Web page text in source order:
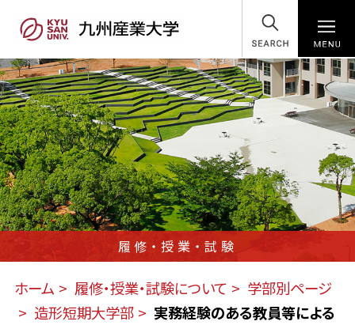
SEARCH
履修・授業・試験
ホーム 履修・授業・試験について
学部別ページ
造形短期大学部
実務経験のある教員等による